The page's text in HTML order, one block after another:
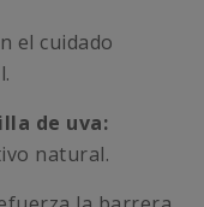
el cuidado
de uva:
natural.